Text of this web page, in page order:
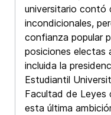
universitario contó
incondicionales,
confianza popular
posiciones electas
incluida la
Estudiantil
Facultad de Leyes
esta última